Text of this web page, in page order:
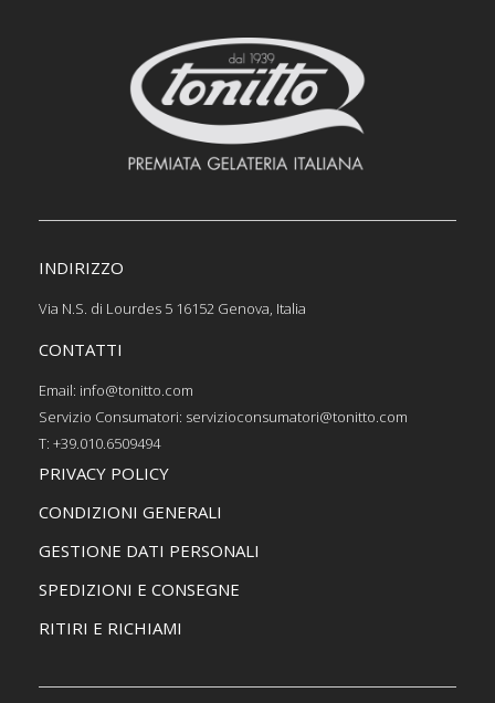
INDIRIZZO
Via N.S. di Lourdes 5 16152 Genova, Italia
CONTATTI
Email: info@tonitto.com
Servizio Consumatori: servizioconsumatori@tonitto.com
T: +39.010.6509494
PRIVACY POLICY
CONDIZIONI GENERALI
GESTIONE DATI PERSONALI
SPEDIZIONI E CONSEGNE
RITIRI E RICHIAMI